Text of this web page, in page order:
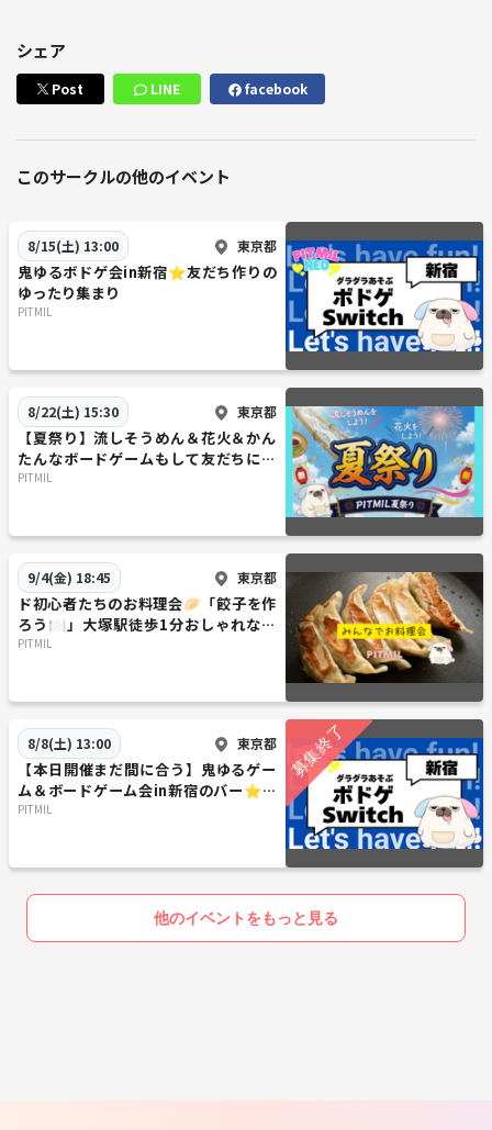
🎯マダミス玄人からシバかれない
🎯プレイする作品は超王道作
🎯参加者のほとんどは未経験
‼️‼️お早めのスケジュールの確保をおすすめします‼️‼️
🎈🎈🎈🎈🎈🎈🎈🎈🎈
プレイ可能なマダミス作品
🎈🎈🎈🎈🎈🎈🎈🎈🎈
（作品ごとにS・A・B・Cの4つのランクで区別しておりますが、作品の
面白さや難易度などを示したものではありません。今回のマダミス会で
はランク制度は特に使いませんので無視していただいて構いません。）
--------------------------------
👍ウェンディ、大人になって
「残念ですが、私が殺されてしまいました。その犯人が皆さんの中にい
プレイ時間 : 120分
ランク：Bランク
--------------------------------
👍オンエアが終わるまでに
「実際にラジオ番組を進行させながら、その裏にある秘密を解き明か
プレイ時間 : 60分
ランク：Cランク
--------------------------------
👍 因習村の極光
「ドキュメンタリー映画の取材中、残虐な事件に遭遇した…」
ランク：Aランク
--------------------------------
👍マーダーミステリー・オブ・ザ・デッド：0
シェア
Post LINE facebook
このサークルの他のイベント
8/15(土) 13:00 東京都
鬼ゆるボドゲ会in新宿⭐友だち作りの
ゆったり集まり
PITMIL
8/22(土) 15:30 東京都
【夏祭り】流しそうめん＆花火＆かん
たんなボードゲームもして友だちにな
ろう
PITMIL
9/4(金) 18:45 東京都
ド初心者たちのお料理会🥟「餃子を作
ろう🍽️」大塚駅徒歩1分おしゃれなお
部屋『初参加大歓迎』
PITMIL
8/8(土) 13:00 東京都
【本日開催まだ間に合う】鬼ゆるゲー
ム＆ボードゲーム会in新宿のバー⭐友
だち作りのゆったり集まり
PITMIL
他のイベントをもっと見る